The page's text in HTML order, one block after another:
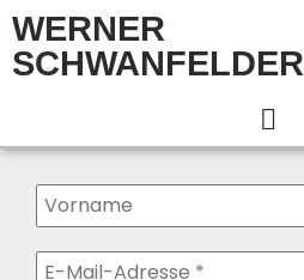
WERNER
SCHWANFELDER